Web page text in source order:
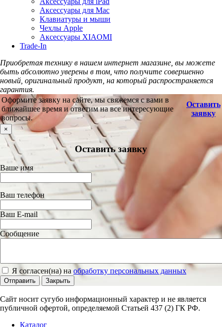
Аксессуары для Mac
Клавиатуры и мыши
Чехлы Apple
Аксессуары XIAOMI
Trade-In
Приобретая технику в нашем интернет магазине, вы можете
быть абсолютно уверены в том, что получите совершенно
новый, оригинальный продукт, на который распространяется
гарантия.
Оформите заявку на сайте, мы свяжемся с вами в
ближайшее время и ответим на все интересующие
вопросы.
Оставить
заявку
×
Оставить заявку
Ваше имя
Ваш телефон
Ваш E-mail
Сообщение
Я согласен(на) на обработку персональных данных
Отправить Закрыть
Сайт носит сугубо информационный характер и не является
публичной офертой, определяемой Статьей 437 (2) ГК РФ.
Каталог